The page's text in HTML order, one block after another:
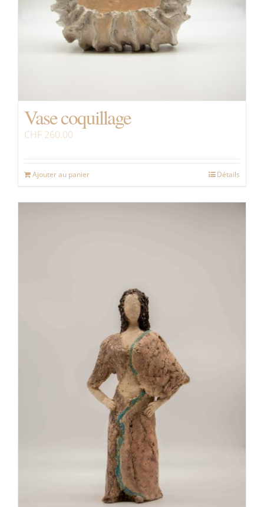
Vase coquillage
CHF 260.00
Ajouter au panier Détails